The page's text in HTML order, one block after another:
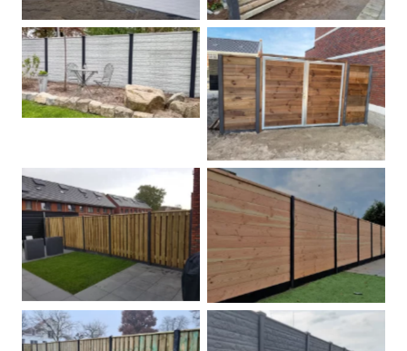
Betonschutting
Dubbele poort
Betonpalen schutting Douglas